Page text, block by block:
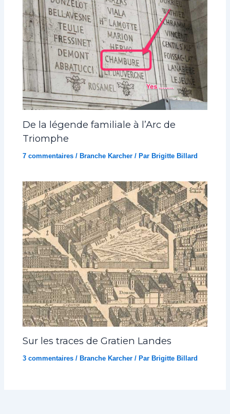
De la légende familiale à l’Arc de
Triomphe
7 commentaires /Branche Karcher / ParBrigitte Billard
Sur les traces de Gratien Landes
3 commentaires / Branche Karcher / Par Brigitte Billard